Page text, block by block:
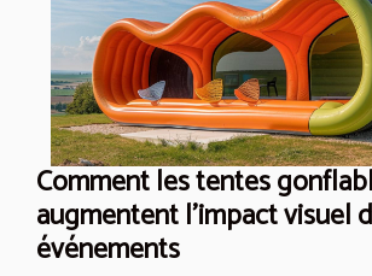
Comment les tentes
augmentent l'impact visuel
événements